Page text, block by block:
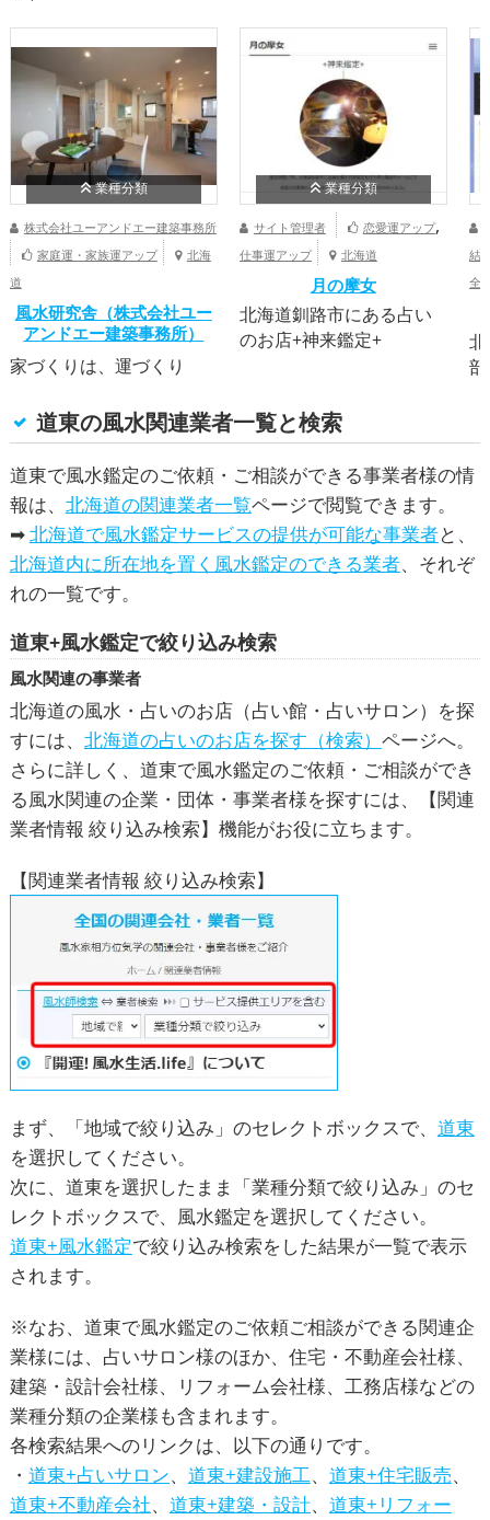
業種分類
株式会社ユーアンドエー建築事務所
家庭運・家族運アップ
北海
道
風水研究舎（株式会社ユー
アンドエー建築事務所）
家づくりは、運づくり
業種分類
サイト管理者 恋愛運アップ,
仕事運アップ 北海道
月の摩女
北海道釧路市にある占い
のお店+神来鑑定+
結
全
道東の風水関連業者一覧と検索
道東で風水鑑定のご依頼・ご相談ができる事業者様の情
報は、 北海道の関連業者一覧ページで閲覧できます。
➡北海道で風水鑑定サービスの提供が可能な事業者と、
北海道内に所在地を置く風水鑑定のできる業者、それぞ
れの一覧です。
道東+風水鑑定で絞り込み検索
風水関連の事業者
北海道の風水・占いのお店（占い館・占いサロン）を探
すには、 北海道の占いのお店を探す（検索） ページへ。
さらに詳しく、道東で風水鑑定のご依頼・ご相談ができ
る風水関連の企業・団体・事業者様を探すには、【関連
業者情報 絞り込み検索】機能がお役に立ちます。
【関連業者情報 絞り込み検索】
まず、「地域で絞り込み」のセレクトボックスで、 道東
を選択してください。
次に、道東を選択したまま「業種分類で絞り込み」のセ
レクトボックスで、風水鑑定を選択してください。
道東+風水鑑定で絞り込み検索をした結果が一覧で表示
されます。
※なお、道東で風水鑑定のご依頼ご相談ができる関連企
業様には、占いサロン様のほか、住宅・不動産会社様、
建築・設計会社様、リフォーム会社様、工務店様などの
業種分類の企業様も含まれます。
各検索結果へのリンクは、以下の通りです。
・ 道東+占いサロン、 道東+建設施工、 道東+住宅販売、
道東+不動産会社、 道東+建築・設計、 道東+リフォー